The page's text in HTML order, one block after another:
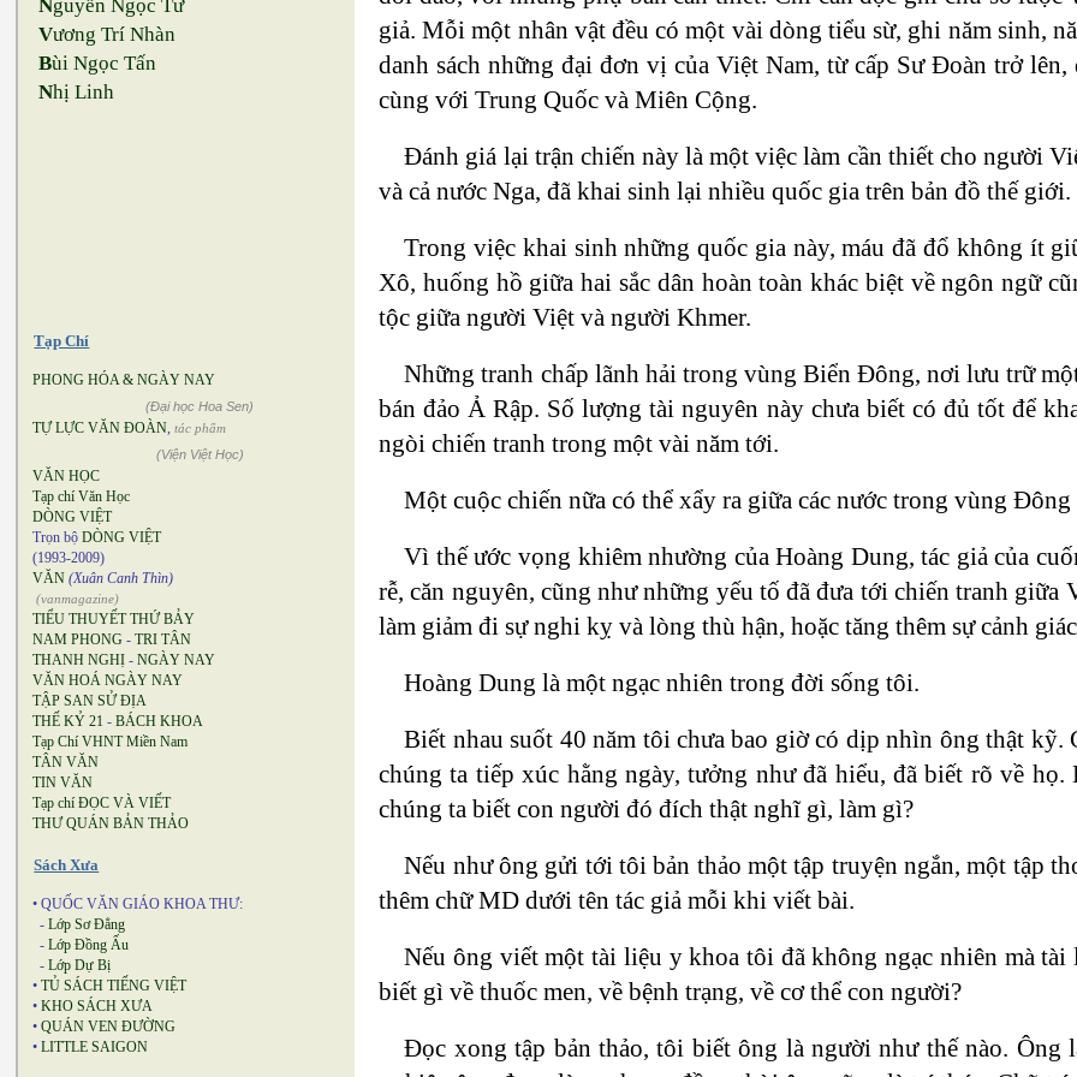
Nguyễn Ngọc Tư
Vương Trí Nhàn
Bùi Ngọc Tấn
Nhị Linh
Tạp Chí
PHONG HÓA & NGÀY NAY
(Đại học Hoa Sen)
TỰ LỰC VĂN ĐOÀN, tác phẩm
(Viện Việt Học)
VĂN HỌC
Tạp chí Văn Học
DÒNG VIỆT
Trọn bộ DÒNG VIỆT
(1993-2009)
VĂN (Xuân Canh Thìn)
(vanmagazine)
TIỂU THUYẾT THỨ BẢY
NAM PHONG - TRI TÂN
THANH NGHỊ - NGÀY NAY
VĂN HOÁ NGÀY NAY
TẬP SAN SỬ ĐỊA
THẾ KỶ 21 - BÁCH KHOA
Tạp Chí VHNT Miền Nam
TÂN VĂN
TIN VĂN
Tạp chí ĐỌC VÀ VIẾT
THƯ QUÁN BẢN THẢO
Sách Xưa
• QUỐC VĂN GIÁO KHOA THƯ:
- Lớp Sơ Đẳng
- Lớp Đồng Ấu
- Lớp Dự Bị
• TỦ SÁCH TIẾNG VIỆT
• KHO SÁCH XƯA
• QUÁN VEN ĐƯỜNG
• LITTLE SAIGON
giả. Mỗi một nhân vật đều có một vài dòng tiểu sừ, ghi năm sinh,
danh sách những đại đơn vị của Việt Nam, từ cấp Sư Đoàn trở
cùng với Trung Quốc và Miên Cộng.
Đánh giá lại trận chiến này là một việc làm cần thiết cho người
và cả nước Nga, đã khai sinh lại nhiều quốc gia trên bản đồ thế giới.
Trong việc khai sinh những quốc gia này, máu đã đổ không ít
Xô, huống hồ giữa hai sắc dân hoàn toàn khác biệt về ngôn ngữ
tộc giữa người Việt và người Khmer.
Những tranh chấp lãnh hải trong vùng Biển Đông, nơi lưu trữ
bán đảo Ả Rập. Số lượng tài nguyên này chưa biết có đủ tốt để
ngòi chiến tranh trong một vài năm tới.
Một cuộc chiến nữa có thể xẩy ra giữa các nước trong vùng
Vì thế ước vọng khiêm nhường của Hoàng Dung, tác giả của
rễ, căn nguyên, cũng như những yếu tố đã đưa tới chiến tranh
làm giảm đi sự nghi kỵ và lòng thù hận, hoặc tăng thêm sự cảnh
Hoàng Dung là một ngạc nhiên trong đời sống tôi.
Biết nhau suốt 40 năm tôi chưa bao giờ có dịp nhìn ông thật
chúng ta tiếp xúc hằng ngày, tưởng như đã hiểu, đã biết rõ về
chúng ta biết con người đó đích thật nghĩ gì, làm gì?
Nếu như ông gửi tới tôi bản thảo một tập truyện ngắn, một tập
thêm chữ MD dưới tên tác giả mỗi khi viết bài.
Nếu ông viết một tài liệu y khoa tôi đã không ngạc nhiên mà
biết gì về thuốc men, về bệnh trạng, về cơ thể con người?
Đọc xong tập bản thảo, tôi biết ông là người như thế nào.